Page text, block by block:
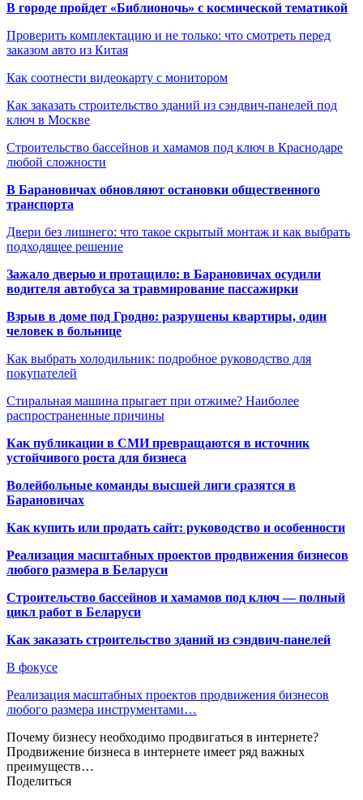
В городе пройдет «Библионочь» с космической тематикой
Проверить комплектацию и не только: что смотреть перед
заказом авто из Китая
Как соотнести видеокарту с монитором
Как заказать строительство зданий из сэндвич-панелей под
ключ в Москве
Строительство бассейнов и хамамов под ключ в Краснодаре
любой сложности
В Барановичах обновляют остановки общественного
транспорта
Двери без лишнего: что такое скрытый монтаж и как выбрать
подходящее решение
Зажало дверью и протащило: в Барановичах осудили
водителя автобуса за травмирование пассажирки
Взрыв в доме под Гродно: разрушены квартиры, один
человек в больнице
Как выбрать холодильник: подробное руководство для
покупателей
Стиральная машина прыгает при отжиме? Наиболее
распространенные причины
Как публикации в СМИ превращаются в источник
устойчивого роста для бизнеса
Волейбольные команды высшей лиги сразятся в
Барановичах
Как купить или продать сайт: руководство и особенности
Реализация масштабных проектов продвижения бизнесов
любого размера в Беларуси
Строительство бассейнов и хамамов под ключ — полный
цикл работ в Беларуси
Как заказать строительство зданий из сэндвич-панелей
В фокусе
Реализация масштабных проектов продвижения бизнесов
любого размера инструментами…
Почему бизнесу необходимо продвигаться в интернете?
Продвижение бизнеса в интернете имеет ряд важных
преимуществ…
Поделиться